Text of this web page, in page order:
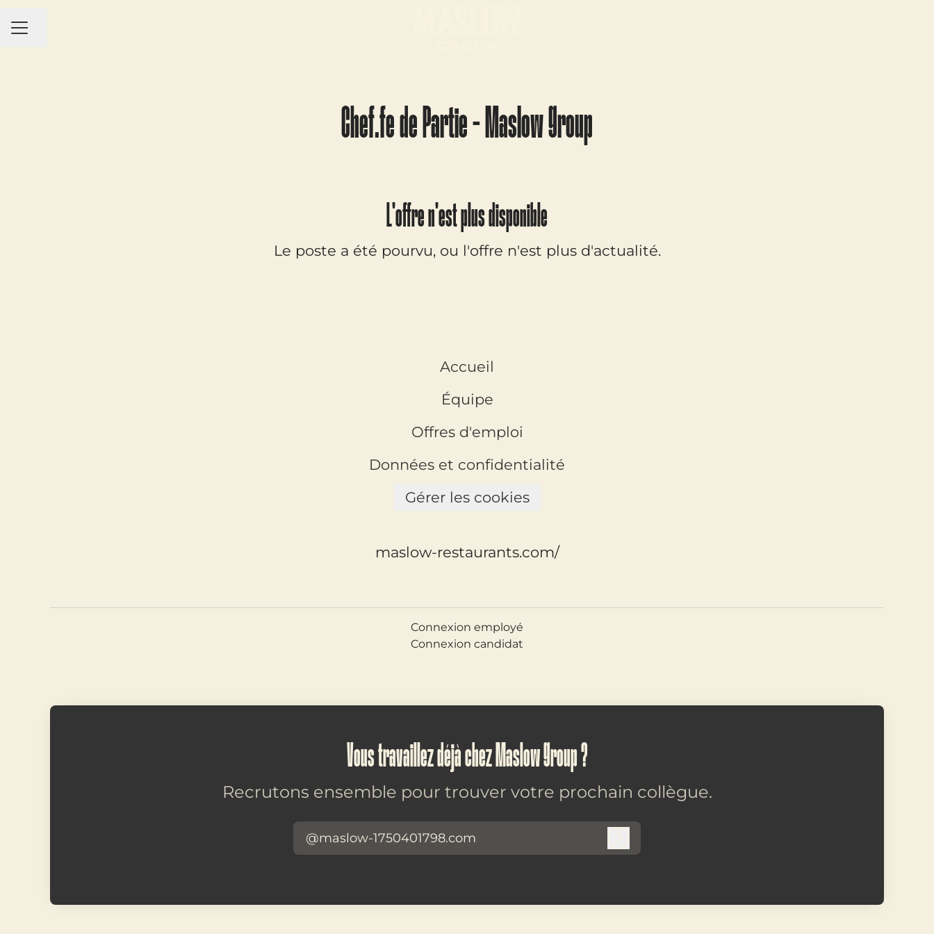
MENU CARRIÈRE
Partager la page
Chef.fe de Partie - Maslow Group
L'offre n'est plus disponible
Le poste a été pourvu, ou l'offre n'est plus d'actualité.
Accueil
Équipe
Offres d'emploi
Données et confidentialité
Gérer les cookies
maslow-restaurants.com/
Connexion employé
Connexion candidat
Vous travaillez déjà chez Maslow Group ?
Recrutons ensemble pour trouver votre prochain collègue.
@maslow-1750401798.com